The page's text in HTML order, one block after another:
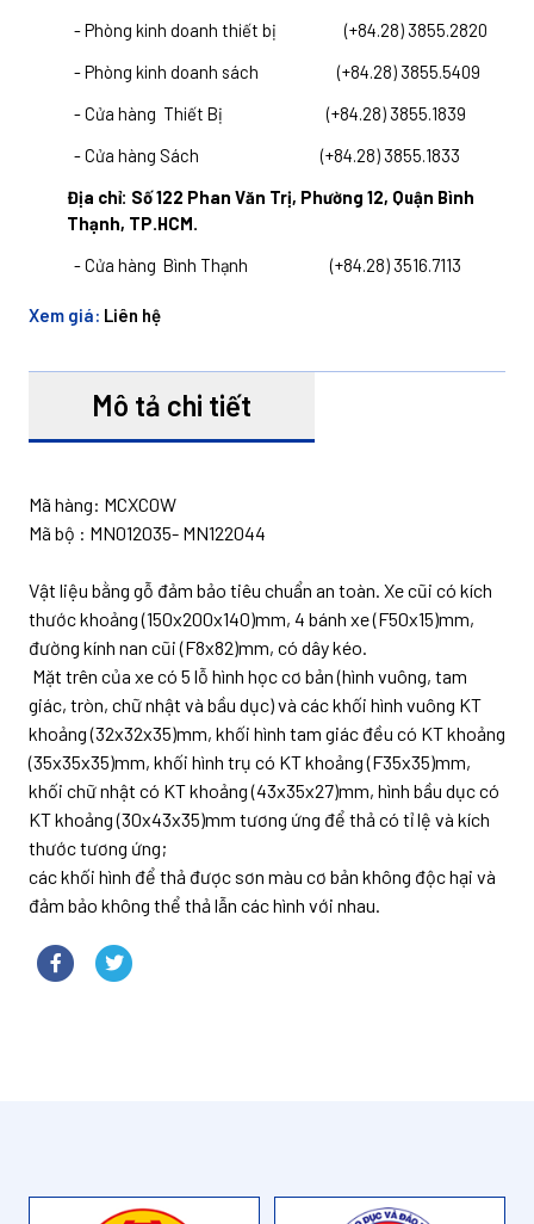
- Phòng kinh doanh thiết bị (+84.28) 3855.2820
- Phòng kinh doanh sách (+84.28) 3855.5409
- Cửa hàng Thiết Bị (+84.28) 3855.1839
- Cửa hàng Sách (+84.28) 3855.1833
Địa chỉ: Số 122 Phan Văn Trị, Phường 12, Quận Bình
Thạnh, TP.HCM.
- Cửa hàng Bình Thạnh (+84.28) 3516.7113
Xem giá: Liên hệ
Mô tả chi tiết
Mã hàng: MCXC0W
Mã bộ : MN012035- MN122044
Vật liệu bằng gỗ đảm bảo tiêu chuẩn an toàn. Xe cũi có kích
thước khoảng (150x200x140)mm, 4 bánh xe (F50x15)mm,
đường kính nan cũi (F8x82)mm, có dây kéo.
Mặt trên của xe có 5 lỗ hình học cơ bản (hình vuông, tam
giác, tròn, chữ nhật và bầu dục) và các khối hình vuông KT
khoảng (32x32x35)mm, khối hình tam giác đều có KT khoảng
(35x35x35)mm, khối hình trụ có KT khoảng (F35x35)mm,
khối chữ nhật có KT khoảng (43x35x27)mm, hình bầu dục có
KT khoảng (30x43x35)mm tương ứng để thả có tỉ lệ và kích
thước tương ứng;
các khối hình để thả được sơn màu cơ bản không độc hại và
đảm bảo không thể thả lẫn các hình với nhau.